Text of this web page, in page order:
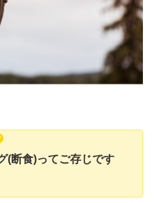
(断食)ってご存じです